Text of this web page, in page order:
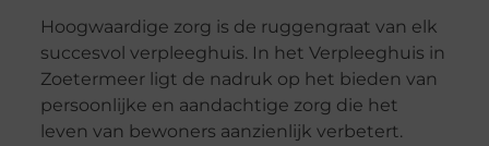
Hoogwaardige zorg is de ruggengraat van elk
succesvol verpleeghuis. In het Verpleeghuis in
Zoetermeer ligt de nadruk op het bieden van
persoonlijke en aandachtige zorg die het
leven van bewoners aanzienlijk verbetert.